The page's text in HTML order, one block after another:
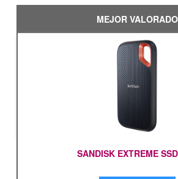
MEJOR VALORADO
SANDISK EXTREME